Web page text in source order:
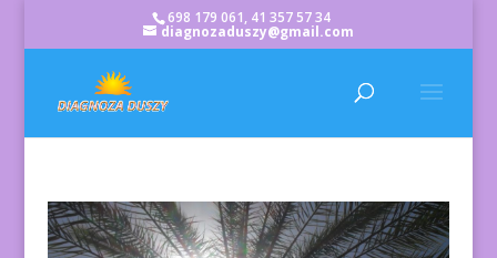
698 179 061, 41 357 57 34
diagnozaduszy@gmail.com